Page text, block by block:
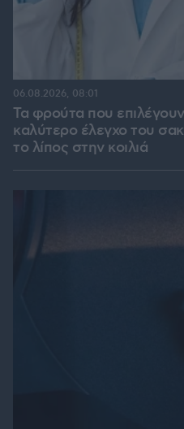
Τα φρούτα που
καλύτερο έλεγχο του
το λίπος στην κοιλιά
06.08.2026, 08:01